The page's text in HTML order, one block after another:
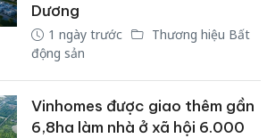
Dương
1 ngày trước
Thương hiệu Bất
động sản
Vinhomes được giao thêm gần
6,8ha làm nhà ở xã hội 6.000